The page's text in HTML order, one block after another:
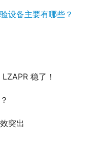
设备主要有哪些？
稳了！
突出